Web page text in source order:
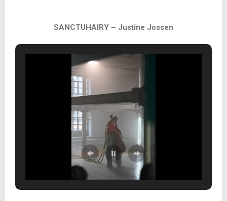
SANCTUHAIRY – Justine Jossen